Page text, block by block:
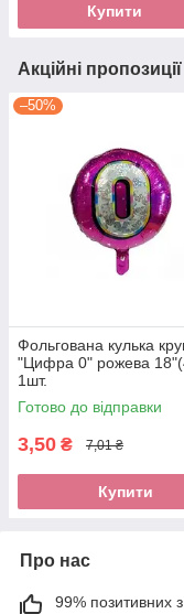
Купити
Акційні
–50%
Фольгована кулька
"Цифра 0" рожева
1шт.
Готово до відправки
3,50 ₴ 7,01 ₴
Купити
Про нас
99% позитивних з